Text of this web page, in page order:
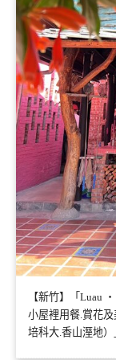
【新竹】「Luau
小屋裡用餐.賞花
培科大.香山溼地